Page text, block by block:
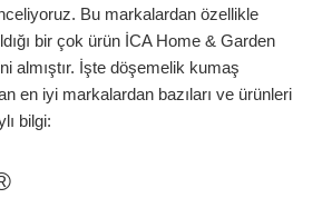
Bu markalardan özellikle
bir çok ürün İCA Home & Garden
almıştır. İşte döşemelik kumaş
en iyi markalardan bazıları ve ürünleri
bilgi: